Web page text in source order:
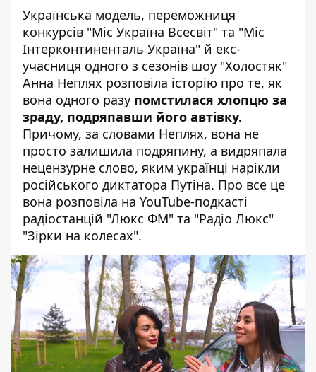
Українська модель, переможниця
конкурсів "Міс Україна Всесвіт" та "Міс
Інтерконтиненталь Україна" й екс-
учасниця одного з сезонів шоу "Холостяк"
Анна Неплях розповіла історію про те, як
вона одного разу помстилася хлопцю за
зраду, подряпавши його автівку.
Причому, за словами Неплях, вона не
просто залишила подряпину, а видряпала
нецензурне слово, яким українці нарікли
російського диктатора Путіна. Про все це
вона розповіла на YouTube-подкасті
радіостанцій "Люкс ФМ" та "Радіо Люкс"
"Зірки на колесах".